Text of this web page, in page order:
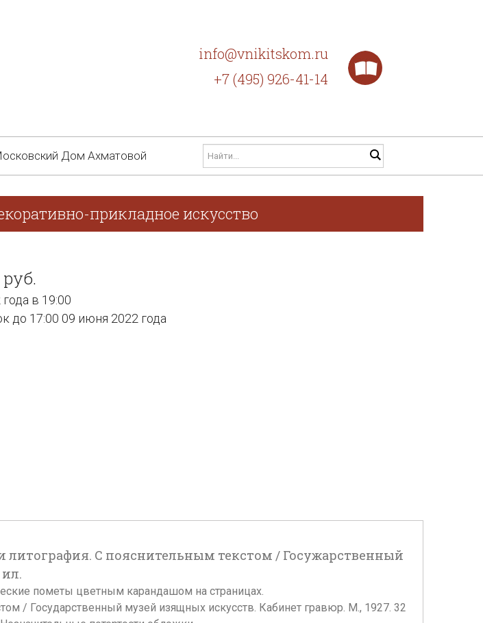
info@vnikitskom.ru
+7 (495) 926-41-14
Дом Ахматовой
прикладное искусство
в 19:00
до 17:00 09 июня 2022 года
литография. С пояснительным текстом / Госужарственный
пометы цветным карандашом на страницах.
/ Государственный музей изящных искусств. Кабинет гравюр. М., 1927. 32